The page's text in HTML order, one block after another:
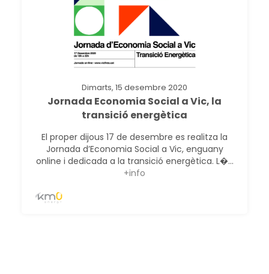
Dimarts, 15 desembre 2020
Jornada Economia Social a Vic, la
transició energètica
El proper dijous 17 de desembre es realitza la
Jornada d’Economia Social a Vic, enguany
online i dedicada a la transició energètica. L�...
+info